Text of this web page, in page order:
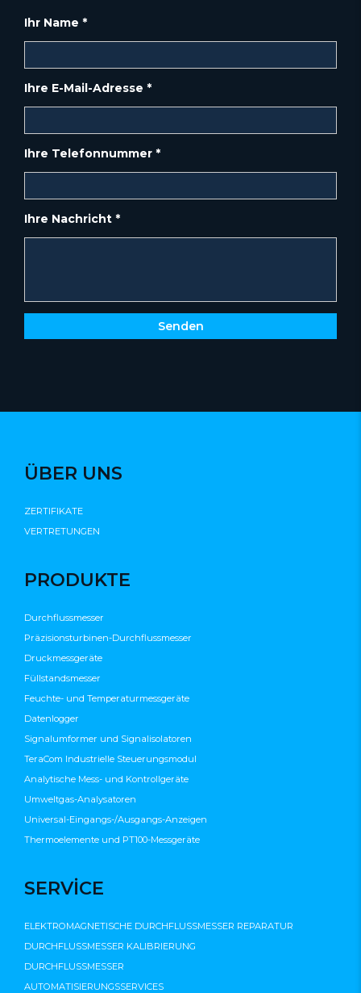
Ihr Name *
Ihre E-Mail-Adresse *
Ihre Telefonnummer *
Ihre Nachricht *
Senden
ÜBER UNS
ZERTIFIKATE
VERTRETUNGEN
PRODUKTE
Durchflussmesser
Präzisionsturbinen-Durchflussmesser
Druckmessgeräte
Füllstandsmesser
Feuchte- und Temperaturmessgeräte
Datenlogger
Signalumformer und Signalisolatoren
TeraCom Industrielle Steuerungsmodul
Analytische Mess- und Kontrollgeräte
Umweltgas-Analysatoren
Universal-Eingangs-/Ausgangs-Anzeigen
Thermoelemente und PT100-Messgeräte
SERVİCE
ELEKTROMAGNETISCHE DURCHFLUSSMESSER REPARATUR
DURCHFLUSSMESSER KALIBRIERUNG
DURCHFLUSSMESSER
AUTOMATISIERUNGSSERVICES